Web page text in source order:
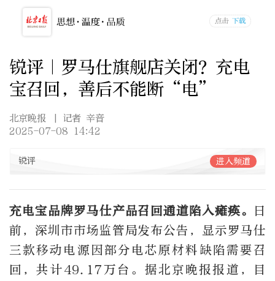
锐评｜罗马仕旗舰店关闭？充电
宝召回，善后不能断“电”
北京晚报
| 记者 辛音
2025-07-08 14:42
锐评 进入频道
充电宝品牌罗马仕产品召回通道陷入瘫痪。
日
前，深圳市市场监管局发布公告，显示罗马仕
三款移动电源因部分电芯原材料缺陷需要召
回，共计49.17万台。据北京晚报报道，目